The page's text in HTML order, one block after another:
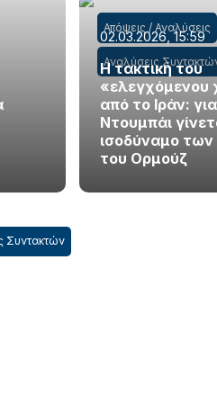
Απόψεις / Αναλύσεις
Αναλύσεις
02.03.2026, 15:59
Η τακτική του
«ελεγχόμενου
από το Ιράν:
Ντουμπάι
ισοδύναμο
του Ορμούζ
Συντακτών